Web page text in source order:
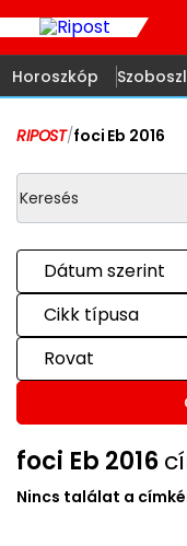
Horoszkóp
RIPOST/foci Eb 2016
Dátum szerint
Cikk típusa
Rovat
foci Eb 2016
Nincs találat a